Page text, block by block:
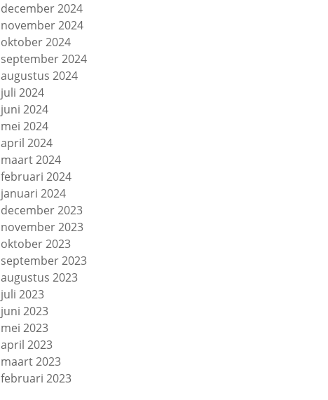
december 2024
november 2024
oktober 2024
september 2024
augustus 2024
juli 2024
juni 2024
mei 2024
april 2024
maart 2024
februari 2024
januari 2024
december 2023
november 2023
oktober 2023
september 2023
augustus 2023
juli 2023
juni 2023
mei 2023
april 2023
maart 2023
februari 2023